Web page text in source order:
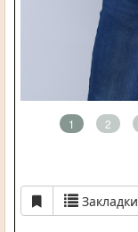
1 2
Закладки